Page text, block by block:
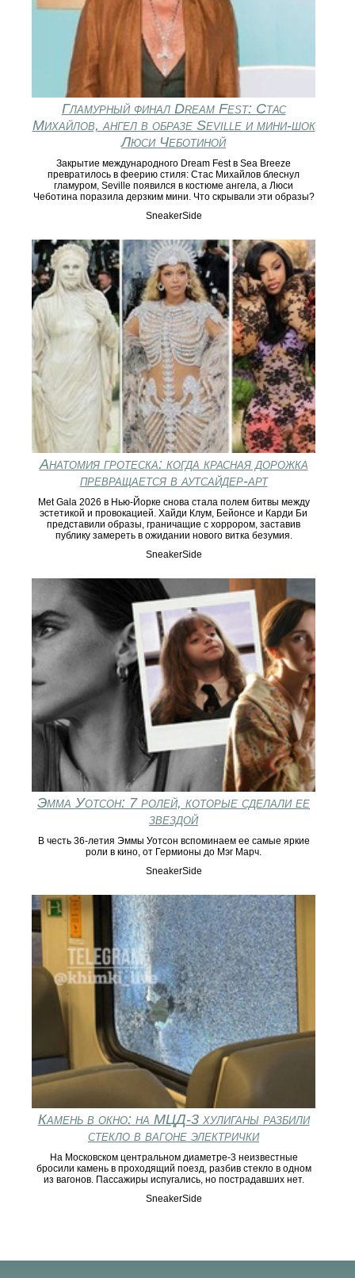
Гламурный финал Dream Fest: Стас
Михайлов, ангел в образе Seville и мини‑шок
Люси Чеботиной
Закрытие международного Dream Fest в Sea Breeze
превратилось в феерию стиля: Стас Михайлов блеснул
гламуром, Seville появился в костюме ангела, а Люси
Чеботина поразила дерзким мини. Что скрывали эти образы?
SneakerSide
Анатомия гротеска: когда красная дорожка
превращается в аутсайдер-арт
Met Gala 2026 в Нью-Йорке снова стала полем битвы между
эстетикой и провокацией. Хайди Клум, Бейонсе и Карди Би
представили образы, граничащие с хоррором, заставив
публику замереть в ожидании нового витка безумия.
SneakerSide
Эмма Уотсон: 7 ролей, которые сделали ее
звездой
В честь 36-летия Эммы Уотсон вспоминаем ее самые яркие
роли в кино, от Гермионы до Мэг Марч.
SneakerSide
Камень в окно: на МЦД-3 хулиганы разбили
стекло в вагоне электрички
На Московском центральном диаметре-3 неизвестные
бросили камень в проходящий поезд, разбив стекло в одном
из вагонов. Пассажиры испугались, но пострадавших нет.
SneakerSide